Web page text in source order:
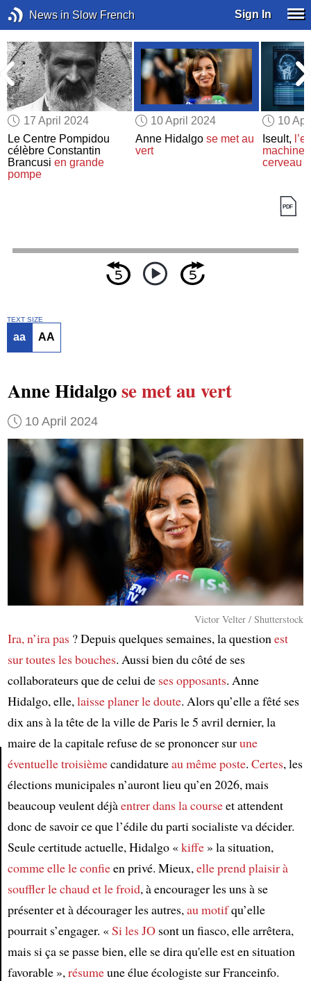
News in Slow French Sign In
17 April 2024
Le Centre Pompidou
célèbre Constantin
Brancusien grande
pompe
10 April 2024
Anne Hidalgo se met au
vert
10
Iseult,
machine
cerveau
Article
TEXT SIZE
aa AA
Anne Hidalgose met au vert
10 April 2024
Victor Velter / Shutterstock
Ira, n’ira pas? Depuis quelques semaines, la questionest
sur toutes les bouches. Aussi bien du côté de ses
collaborateurs que de celui de ses opposants. Anne
Hidalgo, elle,laisse planer le doute. Alors qu’elle a fêté ses
dix ans à la tête de la ville de Paris le 5 avril dernier, la
maire de la capitale refuse de se prononcer surune
éventuelle troisièmecandidatureau même poste. Certes, les
élections municipales n’auront lieu qu’en 2026, mais
beaucoup veulent déjàentrer dans la courseet attendent
donc de savoir ce que l’édile du parti socialiste va décider.
Seule certitude actuelle, Hidalgo «kiffe» la situation,
comme elle le confieen privé. Mieux,elle prend plaisir à
souffler le chaud et le froid, à encourager les uns à se
présenter et à décourager les autres,au motifqu’elle
pourrait s’engager. «Si les JOsont un fiasco, elle arrêtera,
mais si ça se passe bien, elle se dira qu'elle est en situation
favorable »,résumeune élue écologiste sur Franceinfo.